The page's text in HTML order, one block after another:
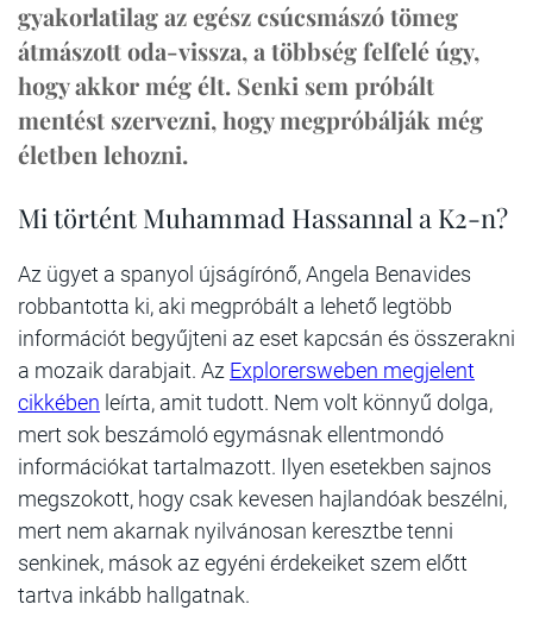
gyakorlatilag az egész csúcsmászó tömeg
átmászott oda-vissza, a többség felfelé úgy,
hogy akkor még élt. Senki sem próbált
mentést szervezni, hogy megpróbálják még
életben lehozni.
Mi történt Muhammad Hassannal a K2-n?
Az ügyet a spanyol újságírónő, Angela Benavides
robbantotta ki, aki megpróbált a lehető legtöbb
információt begyűjteni az eset kapcsán és összerakni
a mozaik darabjait. Az Explorersweben megjelent
cikkében leírta, amit tudott. Nem volt könnyű dolga,
mert sok beszámoló egymásnak ellentmondó
információkat tartalmazott. Ilyen esetekben sajnos
megszokott, hogy csak kevesen hajlandóak beszélni,
mert nem akarnak nyilvánosan keresztbe tenni
senkinek, mások az egyéni érdekeiket szem előtt
tartva inkább hallgatnak.